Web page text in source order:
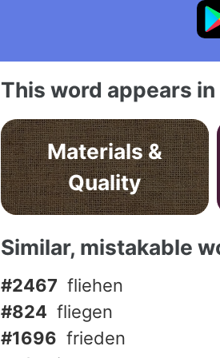
This word appears
Materials &
Quality
Similar, mistakable
#2467 fliehen
#824 fliegen
#1696 frieden